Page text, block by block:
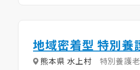
地域密着型 特別養
熊本県 水上村 特別養護